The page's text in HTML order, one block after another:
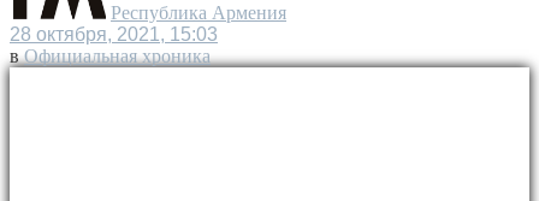
Республика Армения
28 октября, 2021, 15:03
в Официальная хроника